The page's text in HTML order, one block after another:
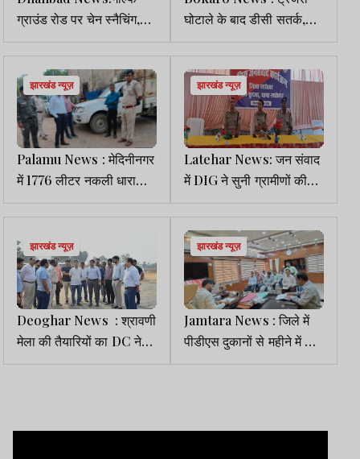
ग्राउंड रोड पर चेन स्नैचिंग,
तीन लाख की सोने की चेन
लेकर चोर फरार
घोटाले के बाद डीसी सतर्क,
जिला कोषागार का किया
निरीक्षण
झारखंड न्यूज़
Palamu News : मेदिनीनगर
में 1776 लीटर नकली धारा
रिफाइन तेल जब्त
झारखंड न्यूज़
Latehar News: जन संवाद
में DIG ने सुनी ग्रामीणों की
शिकायतें, निराकरण का दिया
भरोसा
झारखंड न्यूज़
Deoghar News : श्रावणी
मेला की तैयारियों का DC ने
लिया जायजा, सुविधाओं को
झारखंड न्यूज़
Jamtara News : जिले में
पीडीएस दुकानों से महीने में दो
दिन होगा खाद्यान्न वितरण-